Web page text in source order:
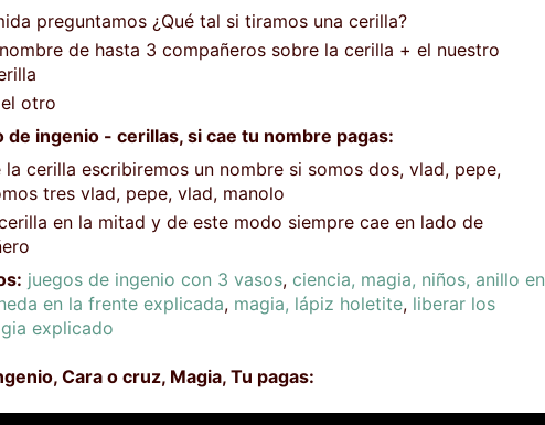
preguntamos ¿Qué tal si tiramos una cerilla?
de hasta 3 compañeros sobre la cerilla + el nuestro
otro
de ingenio - cerillas, si cae tu nombre pagas:
cerilla escribiremos un nombre si somos dos, vlad, pepe,
tres vlad, pepe, vlad, manolo
en la mitad y de este modo siempre cae en lado de
juegos de ingenio con 3 vasos, ciencia, magia, niños, anillo en
en la frente explicada, magia, lápiz holetite, liberar los
explicado
Cara o cruz, Magia, Tu pagas: